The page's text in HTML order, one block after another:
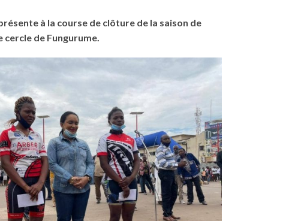
à la course de clôture de la saison de
de Fungurume.